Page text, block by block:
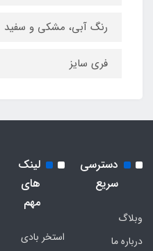
رنگ آبی، مشکی و سفید
فری سایز
دسترسی
سریع
وبلاگ
درباره ما
لینک
های
مهم
استخر بادی